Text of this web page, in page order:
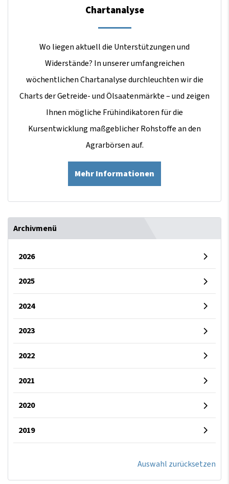
Chartanalyse
Wo liegen aktuell die Unterstützungen und
Widerstände? In unserer umfangreichen
wöchentlichen Chartanalyse durchleuchten wir die
Charts der Getreide- und Ölsaatenmärkte – und zeigen
Ihnen mögliche Frühindikatoren für die
Kursentwicklung maßgeblicher Rohstoffe an den
Agrarbörsen auf.
Mehr Informationen
Archivmenü
2026
2025
2024
2023
2022
2021
2020
2019
Auswahl zurücksetzen